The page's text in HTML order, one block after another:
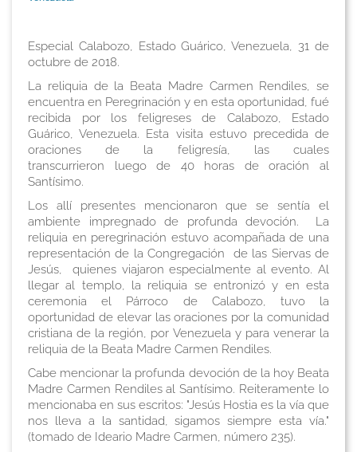
Especial Calabozo, Estado Guárico, Venezuela, 31 de
octubre de 2018.
La reliquia de la Beata Madre Carmen Rendiles, se
encuentra en Peregrinación y en esta oportunidad, fué
recibida por los feligreses de Calabozo, Estado
Guárico, Venezuela. Esta visita estuvo precedida de
oraciones de la feligresía, las cuales
transcurrieron luego de 40 horas de oración al
Santísimo.
Los allí presentes mencionaron que se sentía el
ambiente impregnado de profunda devoción. La
reliquia en peregrinación estuvo acompañada de una
representación de la Congregación de las Siervas de
Jesús, quienes viajaron especialmente al evento. Al
llegar al templo, la reliquia se entronizó y en esta
ceremonia el Párroco de Calabozo, tuvo la
oportunidad de elevar las oraciones por la comunidad
cristiana de la región, por Venezuela y para venerar la
reliquia de la Beata Madre Carmen Rendiles.
Cabe mencionar la profunda devoción de la hoy Beata
Madre Carmen Rendiles al Santísimo. Reiteramente lo
mencionaba en sus escritos: "Jesús Hostia es la vía que
nos lleva a la santidad, sigamos siempre esta vía."
(tomado de Ideario Madre Carmen, número 235).